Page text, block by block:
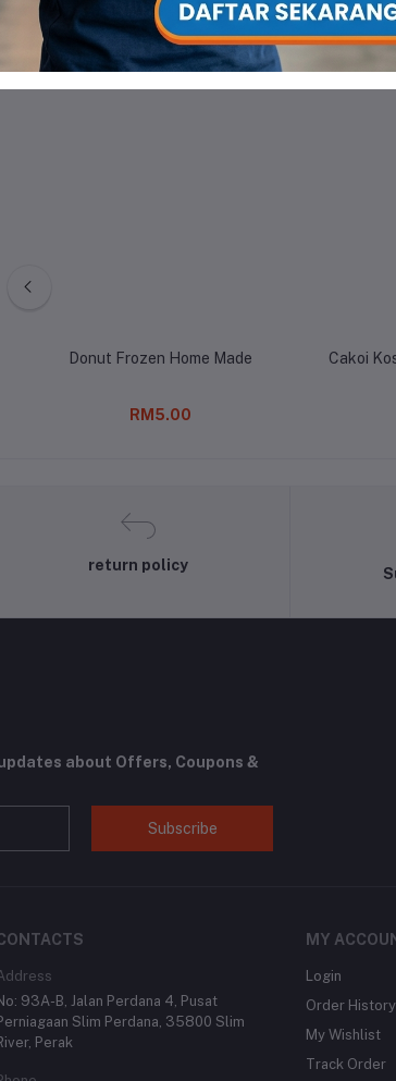
Related products
Donut Frozen Home Made
RM5.00
Cakoi
about Offers, Coupons &
Subscribe
93A-B, Jalan Perdana 4, Pusat
Slim Perdana, 35800 Slim
Perak
MY
Login
Order History
My Wishlist
Track Order